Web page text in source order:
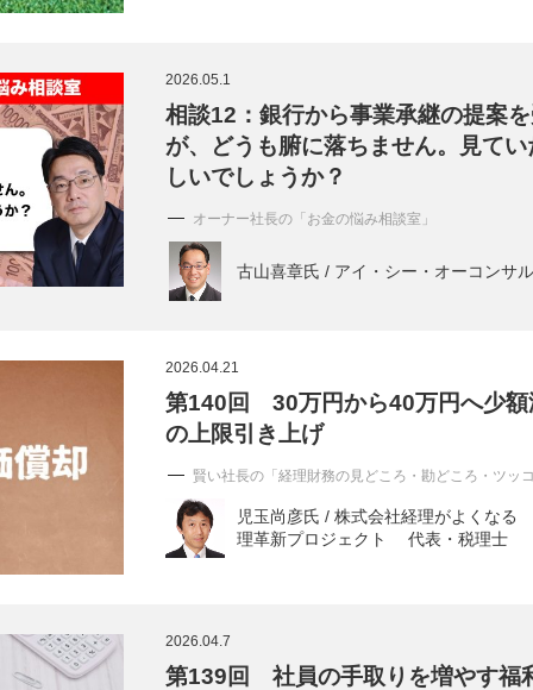
酒井英之の社長のビジョン実現道場(10)
2026.05.1
相談12：銀行から事業承継の提案
が、どうも腑に落ちません。見て
しいでしょうか？
オーナー社長の「お金の悩み相談室」
古山喜章氏 / アイ・シー・オーコンサ
2026.04.21
第140回 30万円から40万円へ少額
の上限引き上げ
賢い社長の「経理財務の見どころ・勘どころ・ツッコ
児玉尚彦氏 / 株式会社経理がよくなる
理革新プロジェクト 代表・税理士
2026.04.7
第139回 社員の手取りを増やす